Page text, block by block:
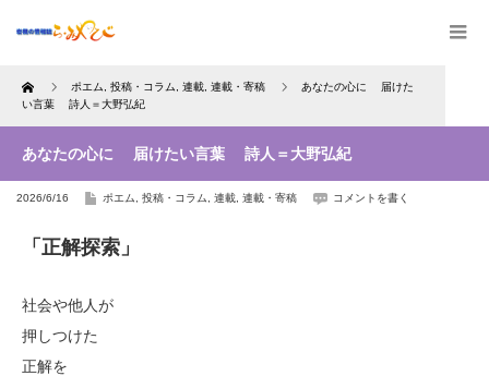
Home ポエム 投稿・コラム 連載 連載・寄稿
あなたの心に 届けた
い言葉 詩人＝大野弘紀
あなたの心に 届けたい言葉 詩人＝大野弘紀
2026/6/16 ポエム 投稿・コラム 連載 連載・寄稿 コメントを書く
「正解探索」
社会や他人が
押しつけた
正解を